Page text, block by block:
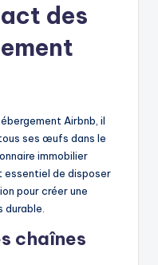
des
Airbnb, il
ses œufs dans le
immobilier
essentiel de disposer
pour créer une
durable.
chaînes